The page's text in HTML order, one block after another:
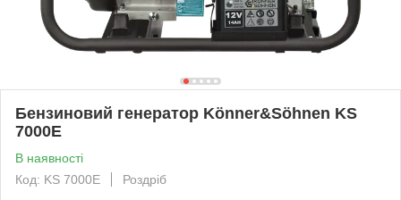
Бензиновий генератор Könner&Söhnen KS
7000Е
В наявності
Код: KS 7000Е
Роздріб